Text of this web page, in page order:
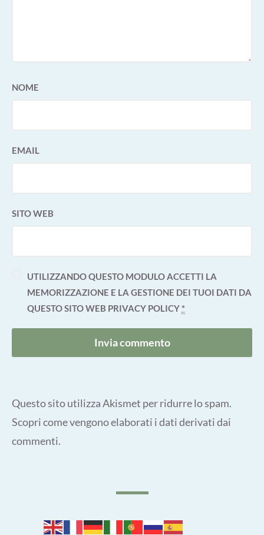
NOME
EMAIL
SITO WEB
UTILIZZANDO QUESTO MODULO ACCETTI LA
MEMORIZZAZIONE E LA GESTIONE DEI TUOI DATI DA
QUESTO SITO WEB PRIVACY POLICY*
Questo sito utilizza Akismet per ridurre lo spam.
Scopri come vengono elaborati i dati derivati dai
commenti.